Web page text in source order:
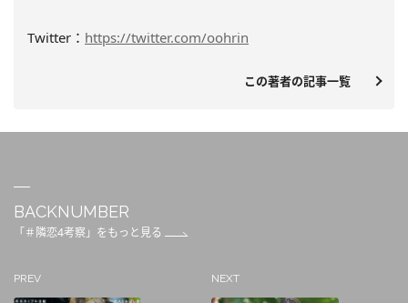
Twitter： https://twitter.com/oohrin
この著者の記事一覧
BACKNUMBER
「＃隣恋4考察」をもっと見る
PREV NEXT